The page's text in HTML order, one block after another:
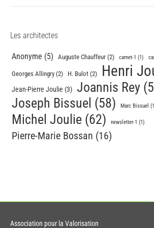
Les architectes
Anonyme (5) Auguste Chauffeur (2) carnet-1 (1)
Georges Allingry (2) H. Bulot (2) Henri
Jean-Pierre Joulie (3) Joannis Rey
Joseph Bissuel (58) Marc Bissuel
Michel Joulie (62) newsletter-1 (1)
Pierre-Marie Bossan (16)
Association pour la Valorisation